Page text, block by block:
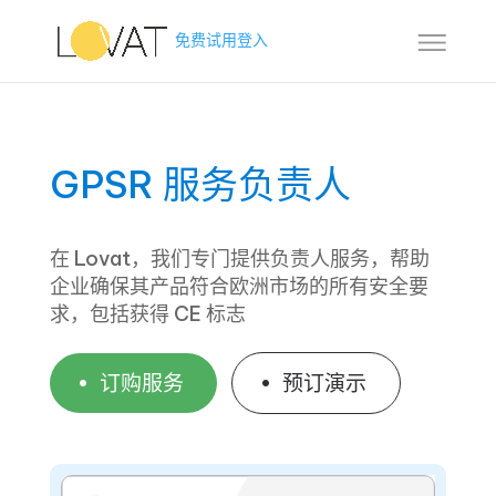
免费试用登入
GPSR 服务负责人
在 Lovat，我们专门提供负责人服务，帮助
企业确保其产品符合欧洲市场的所有安全要
求，包括获得 CE 标志
订购服务 预订演示